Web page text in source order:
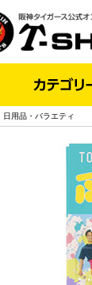
日用品・バラエティ